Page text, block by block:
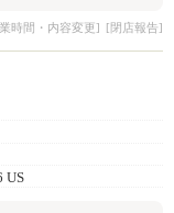
時間・内容変更] [閉店報告]
US